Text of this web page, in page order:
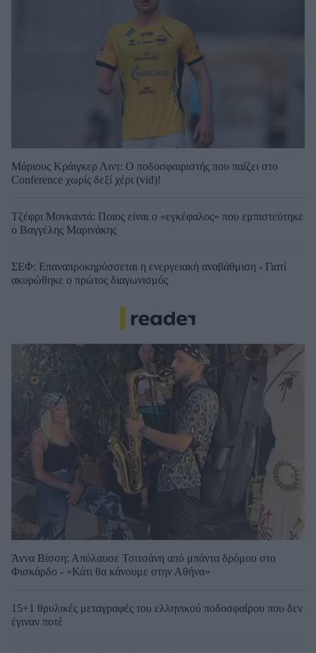
Μάριους Κράιγκερ Λιντ: Ο ποδοσφαιριστής που παίζει στο
Conference χωρίς δεξί χέρι (vid)!
Τζέφρι Μονκαντά: Ποιος είναι ο «εγκέφαλος» που εμπιστεύτηκε
ο Βαγγέλης Μαρινάκης
ΣΕΦ: Επαναπροκηρύσσεται η ενεργειακή αναβάθμιση - Γιατί
ακυρώθηκε ο πρώτος διαγωνισμός
Άννα Βίσση: Απόλαυσε Τσιτσάνη από μπάντα δρόμου στο
Φισκάρδο - «Κάτι θα κάνουμε στην Αθήνα»
15+1 θρυλικές μεταγραφές του ελληνικού ποδοσφαίρου που δεν
έγιναν ποτέ